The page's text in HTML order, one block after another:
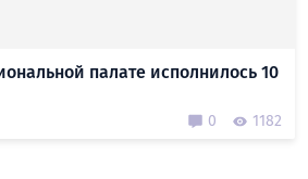
палате исполнилось 10
0 1182